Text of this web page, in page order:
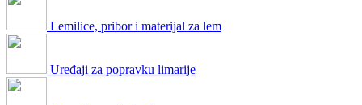
Lemilice, pribor i materijal za lem
Uređaji za popravku limarije